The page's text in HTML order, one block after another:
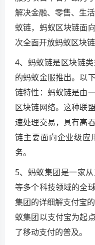
解决金融、零售、生
蚁链，蚂蚁区块链面
次全面开放蚂蚁区块
4、蚂蚁链是区块链
的蚂蚁金服推出。以
链特性：蚂蚁链是由
区块链网络。这种联
速处理交易，具有高
链主要面向企业级应
务。
5、蚂蚁集团是一家
等多个科技领域的全
集团的详细解支付宝
蚁集团以支付宝为起
了移动支付的普及。